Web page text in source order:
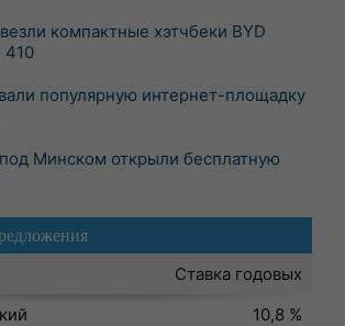
компактные хэтчбеки BYD
410
популярную интернет-площадку
Минском открыли бесплатную
Ставка годовых
10,8 %